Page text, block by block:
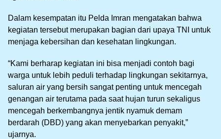
Dalam kesempatan itu Pelda Imran mengatakan bahwa
kegiatan tersebut merupakan bagian dari upaya TNI untuk
menjaga kebersihan dan kesehatan lingkungan.
“Kami berharap kegiatan ini bisa menjadi contoh bagi
warga untuk lebih peduli terhadap lingkungan sekitarnya,
saluran air yang bersih sangat penting untuk mencegah
genangan air terutama pada saat hujan turun sekaligus
mencegah berkembangnya jentik nyamuk demam
berdarah (DBD) yang akan menyebarkan penyakit,”
ujarnya.